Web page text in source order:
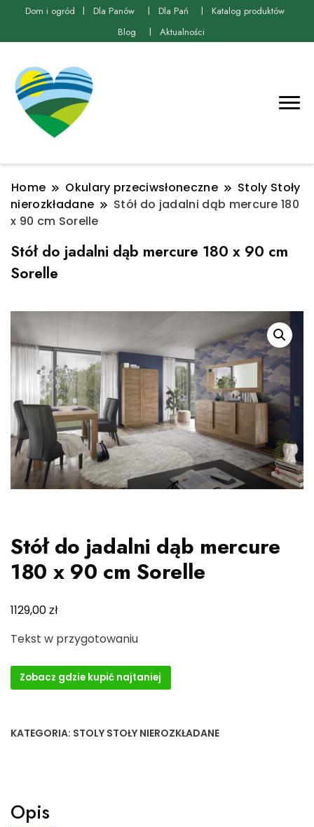
Dom i ogród Dla Panów Dla Pań
Katalog produktów
Blog
Aktualności
Home Okulary przeciwsłoneczne
Stoly Stoły
nierozkładane
Stół do jadalni dąb mercure 180
x 90 cm Sorelle
Stół do jadalni dąb mercure 180 x 90 cm
Sorelle
Stół do jadalni dąb mercure
180 x 90 cm Sorelle
1129,00zł
Tekst w przygotowaniu
Zobacz gdzie kupić najtaniej
KATEGORIA: STOLY STOŁY NIEROZKŁADANE
Opis